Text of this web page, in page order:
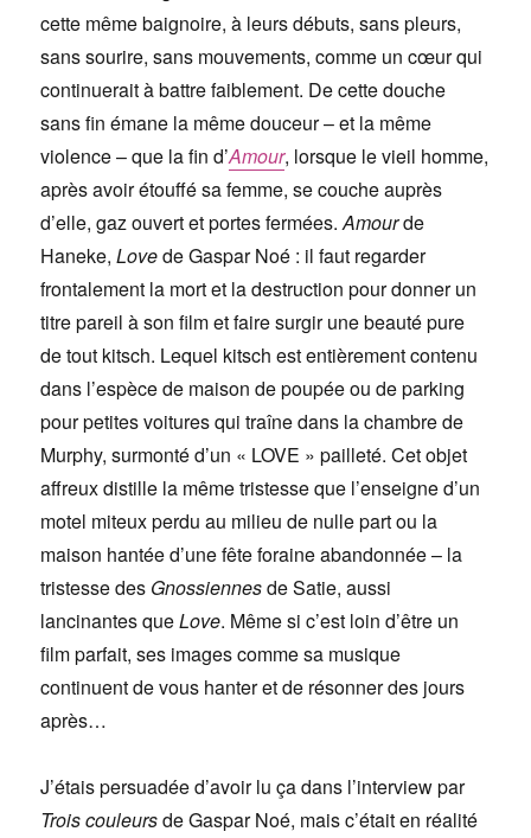
cette même baignoire, à leurs débuts, sans pleurs,
sans sourire, sans mouvements, comme un cœur qui
continuerait à battre faiblement. De cette douche
sans fin émane la même douceur – et la même
violence – que la fin d’Amour, lorsque le vieil homme,
après avoir étouffé sa femme, se couche auprès
d’elle, gaz ouvert et portes fermées.Amourde
Haneke,Lovede Gaspar Noé : il faut regarder
frontalement la mort et la destruction pour donner un
titre pareil à son film et faire surgir une beauté pure
de tout kitsch. Lequel kitsch est entièrement contenu
dans l’espèce de maison de poupée ou de parking
pour petites voitures qui traîne dans la chambre de
Murphy, surmonté d’un « LOVE » pailleté. Cet objet
affreux distille la même tristesse que l’enseigne d’un
motel miteux perdu au milieu de nulle part ou la
maison hantée d’une fête foraine abandonnée – la
tristesse des Gnossiennesde Satie, aussi
lancinantes queLove. Même si c’est loin d’être un
film parfait, ses images comme sa musique
continuent de vous hanter et de résonner des jours
après…
J’étais persuadée d’avoir lu ça dans l’interview par
Trois couleursde Gaspar Noé, mais c’était en réalité